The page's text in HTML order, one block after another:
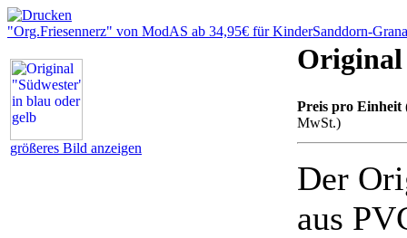
"Org.Friesennerz" von ModAS ab 34,95€ für KinderSanddorn-
größeres Bild anzeigen
Original
Preis pro Einheit
MwSt.)
Der
aus